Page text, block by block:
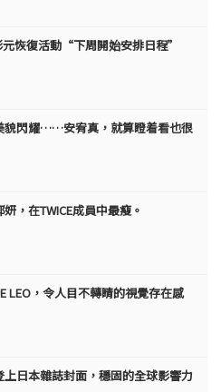
元恢復活動“下周開始安排日程”
貌閃耀……安宥真，就算瞪着看也很
，在TWICE成員中最瘦。
LEO，令人目不轉睛的視覺存在感
上日本雜誌封面，穩固的全球影響力